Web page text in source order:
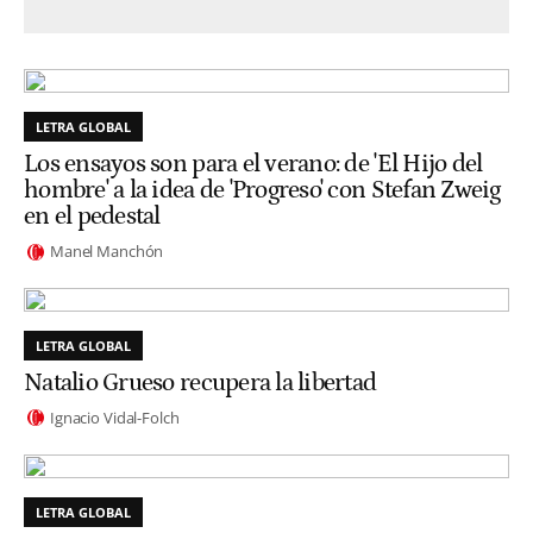
LETRA GLOBAL
Los ensayos son para el verano: de 'El Hijo del
hombre' a la idea de 'Progreso' con Stefan Zweig
en el pedestal
Manel Manchón
LETRA GLOBAL
Natalio Grueso recupera la libertad
Ignacio Vidal-Folch
LETRA GLOBAL